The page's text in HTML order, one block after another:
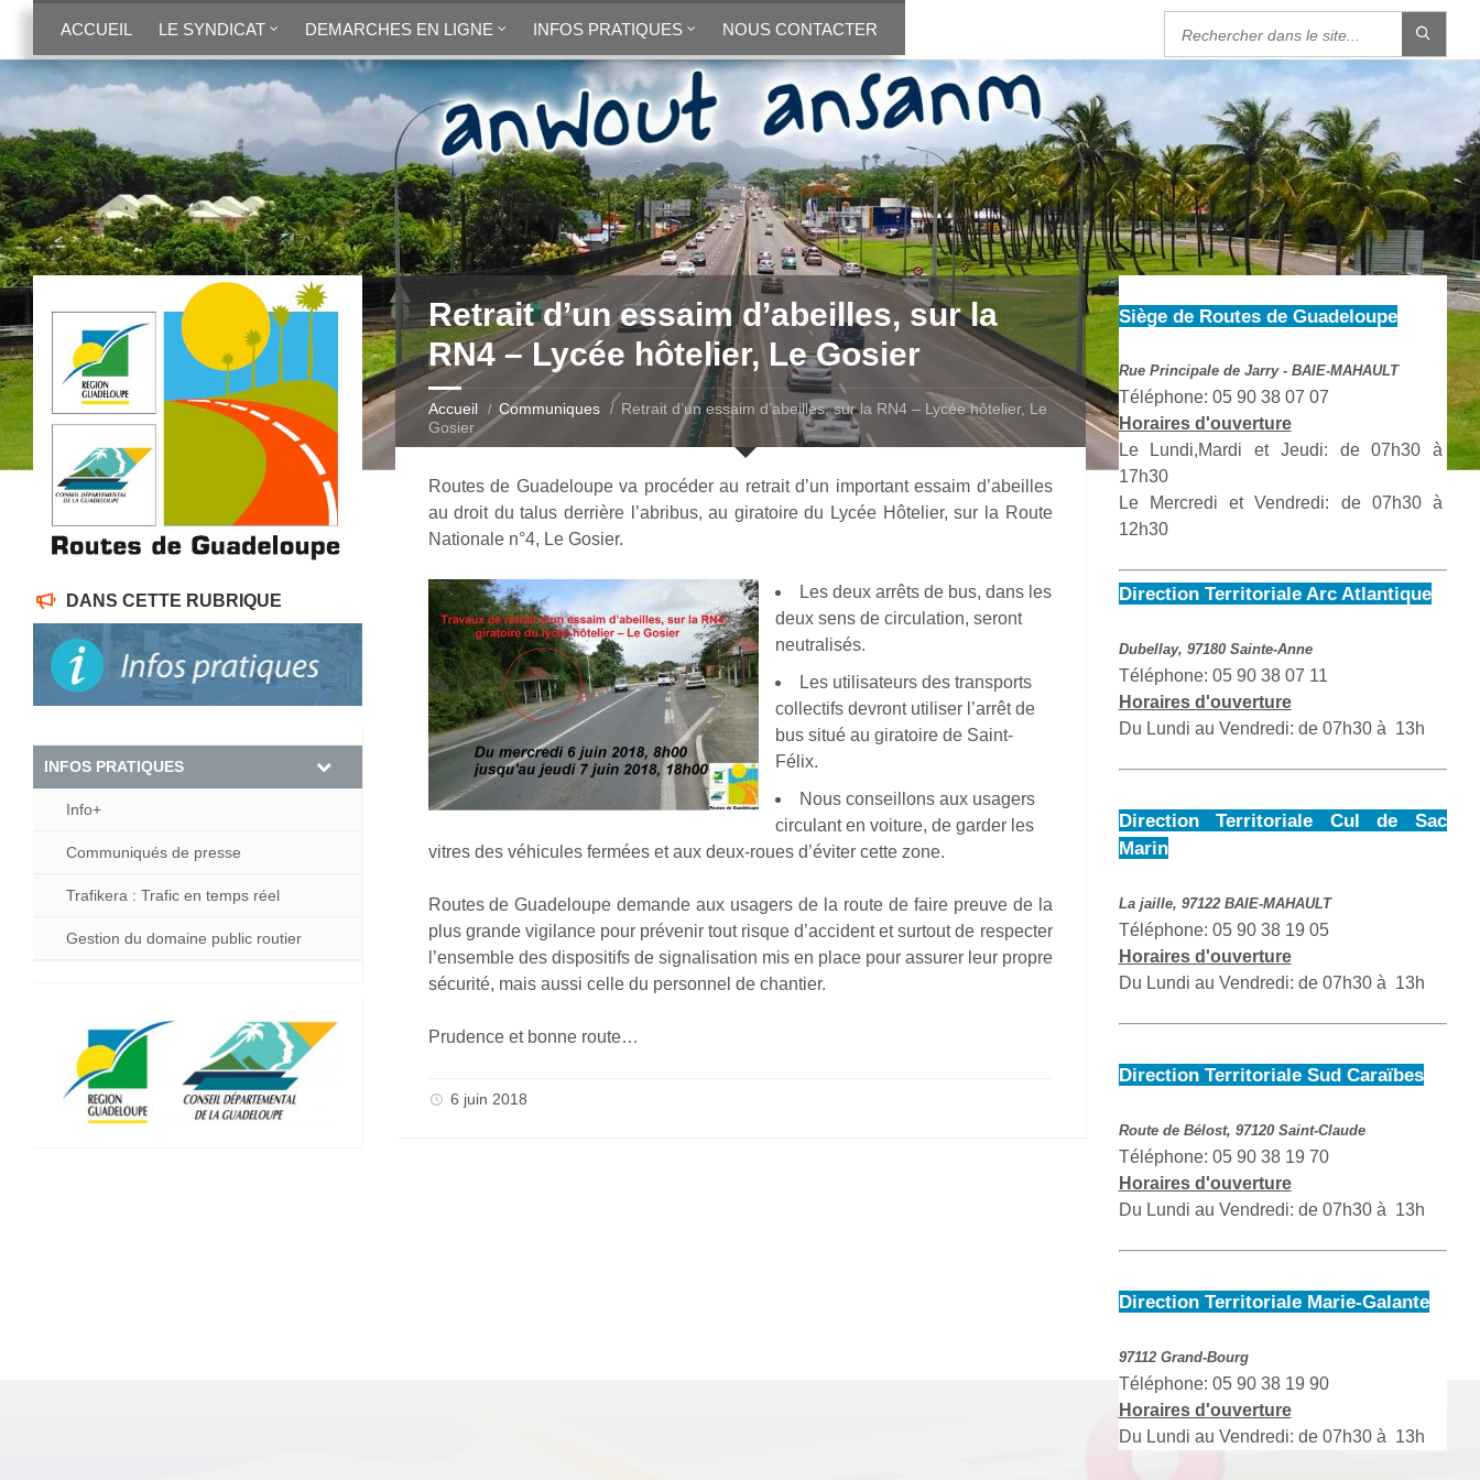
ACCUEIL LE SYNDICAT DEMARCHES EN LIGNE INFOS PRATIQUES NOUS CONTACTER
Retrait d’un essaim d’abeilles, sur la
RN4 – Lycée hôtelier, Le Gosier
Accueil Communiques
Retrait d’un essaim d’abeilles, sur la RN4 – Lycée hôtelier, Le
Gosier
Routes de Guadeloupe va procéder au retrait d’un important essaim d’abeilles
au droit du talus derrière l’abribus, au giratoire du Lycée Hôtelier, sur la Route
Nationale n°4, Le Gosier.
Les deux arrêts de bus, dans les
deux sens de circulation, seront
neutralisés.
Les utilisateurs des transports
collectifs devront utiliser l’arrêt de
bus situé au giratoire de Saint-
Félix.
Nous conseillons aux usagers
circulant en voiture, de garder les
vitres des véhicules fermées et aux deux-roues d’éviter cette zone.
Routes de Guadeloupe demande aux usagers de la route de faire preuve de la
plus grande vigilance pour prévenir tout risque d’accident et surtout de respecter
l’ensemble des dispositifs de signalisation mis en place pour assurer leur propre
sécurité, mais aussi celle du personnel de chantier.
Prudence et bonne route…
6 juin 2018
DANS CETTE RUBRIQUE
INFOS PRATIQUES
Info+
Communiqués de presse
Trafikera : Trafic en temps réel
Gestion du domaine public routier
Siège de Routes de Guadeloupe
Rue Principale de Jarry - BAIE-MAHAULT
Téléphone: 05 90 38 07 07
Horaires d'ouverture
Le Lundi,Mardi et Jeudi: de 07h30 à
17h30
Le Mercredi et Vendredi: de 07h30 à
12h30
Direction Territoriale Arc Atlantique
Dubellay, 97180 Sainte-Anne
Téléphone: 05 90 38 07 11
Horaires d'ouverture
Du Lundi au Vendredi: de 07h30 à 13h
Direction Territoriale Cul de Sac
Marin
La jaille, 97122 BAIE-MAHAULT
Téléphone: 05 90 38 19 05
Horaires d'ouverture
Du Lundi au Vendredi: de 07h30 à 13h
Direction Territoriale Sud Caraïbes
Route de Bélost, 97120 Saint-Claude
Téléphone: 05 90 38 19 70
Horaires d'ouverture
Du Lundi au Vendredi: de 07h30 à 13h
Direction Territoriale Marie-Galante
97112 Grand-Bourg
Téléphone: 05 90 38 19 90
Horaires d'ouverture
Du Lundi au Vendredi: de 07h30 à 13h